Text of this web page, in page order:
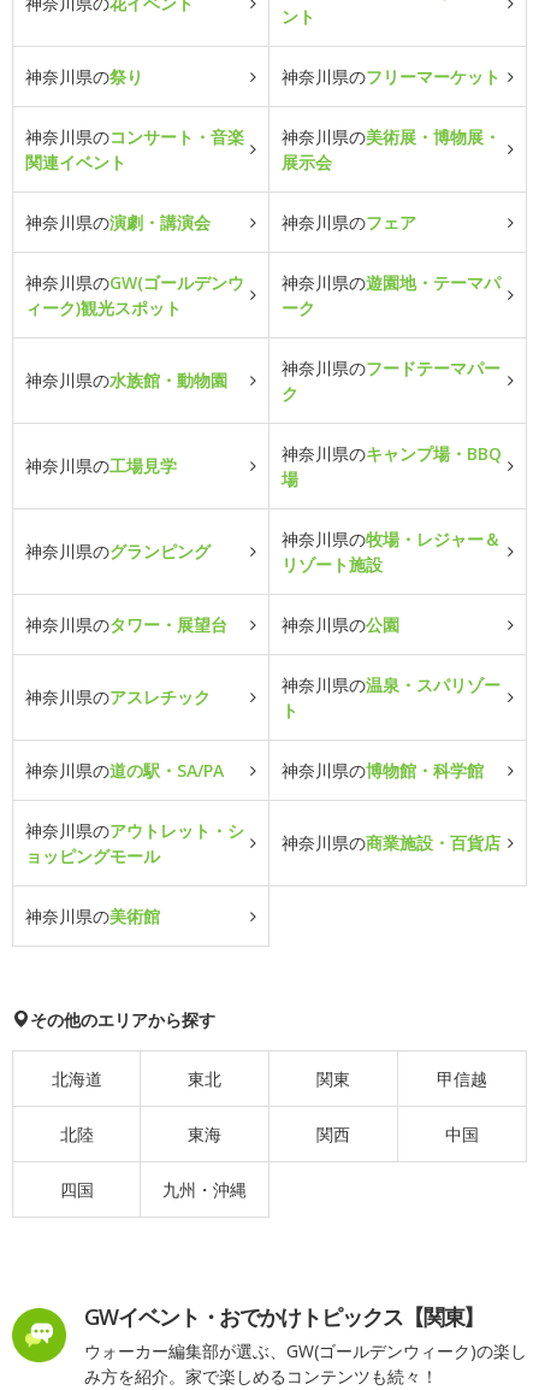
ント
神奈川県の祭り 神奈川県のフリーマーケット
神奈川県のコンサート・音楽
関連イベント
神奈川県の美術展・博物展・
展示会
神奈川県の演劇・講演会 神奈川県のフェア
神奈川県のGW(ゴールデンウ
ィーク)観光スポット
神奈川県の遊園地・テーマパ
ーク
神奈川県の水族館・動物園
神奈川県のフードテーマパー
ク
神奈川県の工場見学
神奈川県のキャンプ場・BBQ
場
神奈川県のグランピング
神奈川県の牧場・レジャー＆
リゾート施設
神奈川県のタワー・展望台 神奈川県の公園
神奈川県のアスレチック
神奈川県の温泉・スパリゾー
ト
神奈川県の道の駅・SA/PA 神奈川県の博物館・科学館
神奈川県のアウトレット・シ
ョッピングモール
神奈川県の商業施設・百貨店
神奈川県の美術館
その他のエリアから探す
北海道 東北 関東 甲信越
北陸 東海 関西 中国
四国 九州・沖縄
GWイベント・おでかけトピックス【関東】
ウォーカー編集部が選ぶ、GW(ゴールデンウィーク)の楽し
み方を紹介。家で楽しめるコンテンツも続々！